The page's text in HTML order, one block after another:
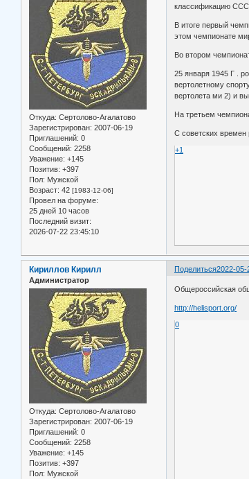
Откуда: Сертолово-Агалатово
Зарегистрирован: 2007-06-19
Приглашений: 0
Сообщений: 2258
Уважение: +145
Позитив: +397
Пол: Мужской
Возраст: 42 [1983-12-06]
Провел на форуме:
25 дней 10 часов
Последний визит:
2026-07-22 23:45:10
классификацию
В итоге первый
этом чемпионате
Во втором
25 января 1945 Г .
вертолетному
вертолета ми 2) и
На третьем
С советских времен
+1
Поделиться2022-05-
Кириллов Кирилл
Администратор
Откуда: Сертолово-Агалатово
Зарегистрирован: 2007-06-19
Приглашений: 0
Сообщений: 2258
Уважение: +145
Позитив: +397
Пол: Мужской
Общероссийская
http://helisport.org/
0